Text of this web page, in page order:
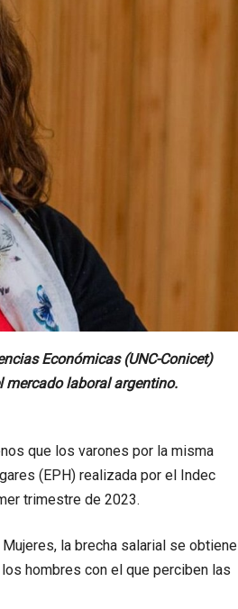
Económicas (UNC-Conicet)
mercado laboral argentino.
que los varones por la misma
(EPH) realizada por el Indec
trimestre de 2023.
la brecha salarial se obtiene
hombres con el que perciben las